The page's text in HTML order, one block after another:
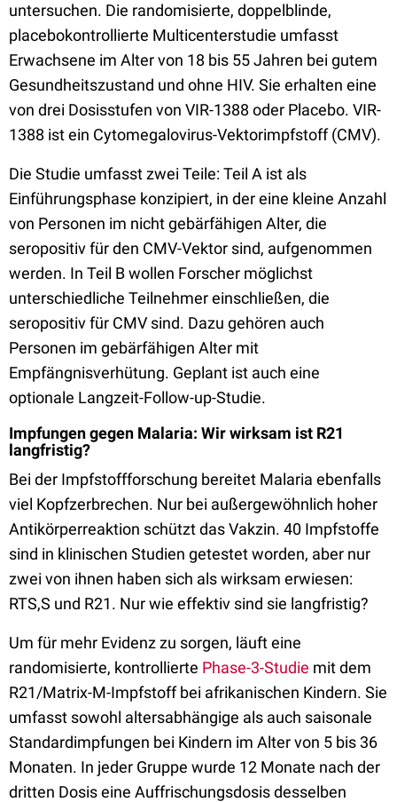
untersuchen. Die randomisierte, doppelblinde,
placebokontrollierte Multicenterstudie umfasst
Erwachsene im Alter von 18 bis 55 Jahren bei gutem
Gesundheitszustand und ohne HIV. Sie erhalten eine
von drei Dosisstufen von VIR-1388 oder Placebo. VIR-
1388 ist ein Cytomegalovirus-Vektorimpfstoff (CMV).
Die Studie umfasst zwei Teile: Teil A ist als
Einführungsphase konzipiert, in der eine kleine Anzahl
von Personen im nicht gebärfähigen Alter, die
seropositiv für den CMV-Vektor sind, aufgenommen
werden. In Teil B wollen Forscher möglichst
unterschiedliche Teilnehmer einschließen, die
seropositiv für CMV sind. Dazu gehören auch
Personen im gebärfähigen Alter mit
Empfängnisverhütung. Geplant ist auch eine
optionale Langzeit-Follow-up-Studie.
Impfungen gegen Malaria: Wir wirksam ist R21
langfristig?
Bei der Impfstoffforschung bereitet Malaria ebenfalls
viel Kopfzerbrechen. Nur bei außergewöhnlich hoher
Antikörperreaktion schützt das Vakzin. 40 Impfstoffe
sind in klinischen Studien getestet worden, aber nur
zwei von ihnen haben sich als wirksam erwiesen:
RTS,S und R21. Nur wie effektiv sind sie langfristig?
Um für mehr Evidenz zu sorgen, läuft eine
randomisierte, kontrollierte Phase-3-Studie mit dem
R21/Matrix-M-Impfstoff bei afrikanischen Kindern. Sie
umfasst sowohl altersabhängige als auch saisonale
Standardimpfungen bei Kindern im Alter von 5 bis 36
Monaten. In jeder Gruppe wurde 12 Monate nach der
dritten Dosis eine Auffrischungsdosis desselben